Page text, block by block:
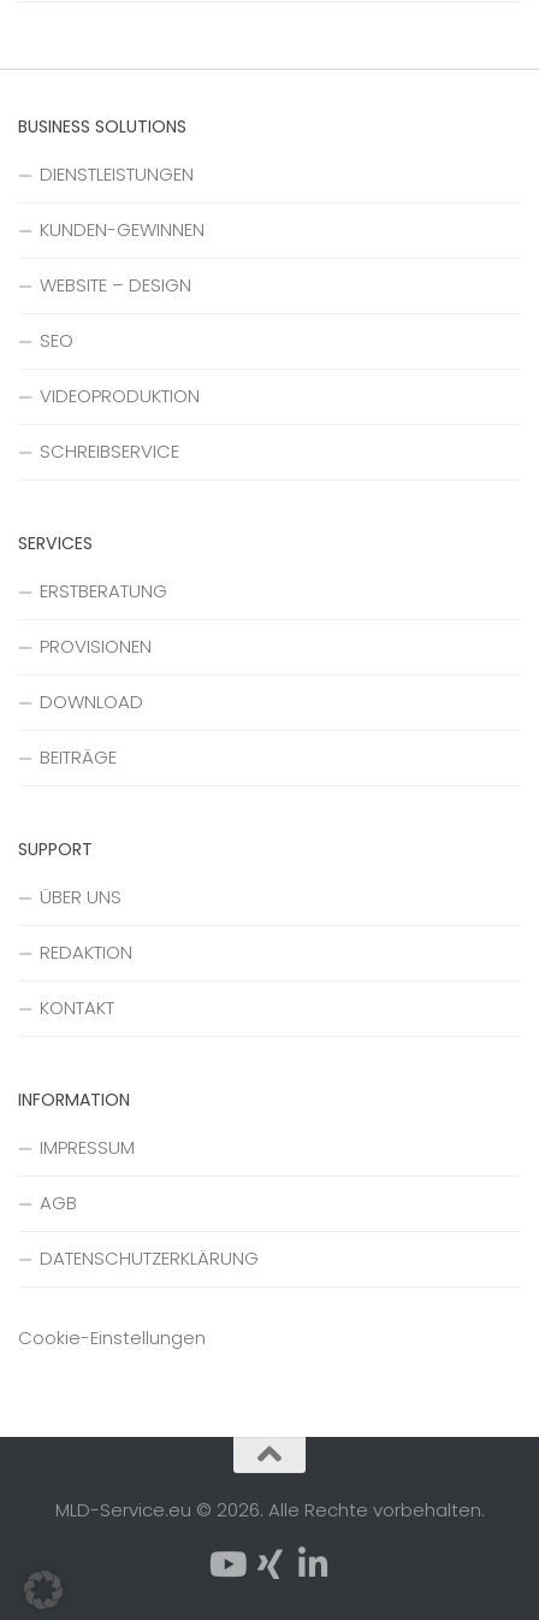
BUSINESS SOLUTIONS
DIENSTLEISTUNGEN
KUNDEN-GEWINNEN
WEBSITE – DESIGN
SEO
VIDEOPRODUKTION
SCHREIBSERVICE
SERVICES
ERSTBERATUNG
PROVISIONEN
DOWNLOAD
BEITRÄGE
SUPPORT
ÜBER UNS
REDAKTION
KONTAKT
INFORMATION
IMPRESSUM
AGB
DATENSCHUTZERKLÄRUNG
Cookie-Einstellungen
MLD-Service.eu © 2026. Alle Rechte vorbehalten.